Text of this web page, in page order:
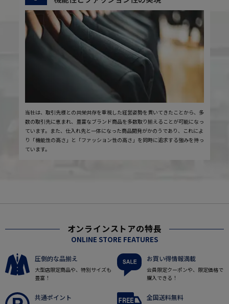
当社は、取引先様との共栄共存を重視した経営姿勢を貫いてきたことから、多
数の取引先に恵まれ、豊富なブランド商品を多数取り揃えることが可能になっ
ています。また、仕入れ先と一体になった商品開発がかのうであり、これによ
り「機能性の高さ」と「ファッション性の高さ」を同時に追求する強みを持っ
ています。
オンラインストアの特長
ONLINE STORE FEATURES
圧倒的な品揃え
大型店限定商品や、特別サイズも
豊富！
お買い得情報満載
会員限定クーポンや、限定価格で
購入できる！
共通ポイント 全国送料無料